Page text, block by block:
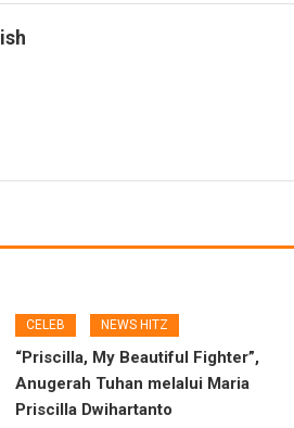
CELEB NEWS HITZ
“Priscilla, My Beautiful Fighter”,
Anugerah Tuhan melalui Maria
Priscilla Dwihartanto